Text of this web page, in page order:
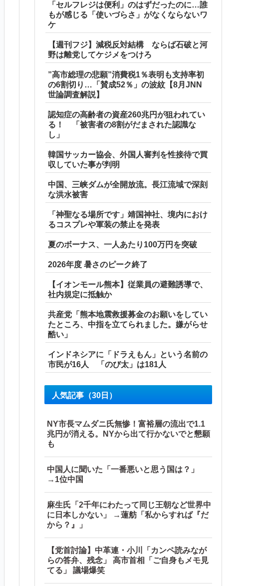
「セルフレジは便利」のはずだったのに…誰
もが感じる「使いづらさ」がなくならないワ
ケ
【週刊フジ】減税反対結構 ならば石破と河
野は離党してケジメをつけろ
”高市総理の悲願”消費税1％表明も支持率初
の6割切り…「賛成52％」の波紋【8月JNN
世論調査解説】
認知症の高齢者の資産260兆円が狙われてい
る！ 「被害者の8割がだまされた認識な
し」
韓国サッカー協会、外国人審判を性接待で買
収していた事が判明
中国、三峡ダムが全開放流。長江流域で深刻
な洪水被害
「神聖なる場所です」靖国神社、境内におけ
るコスプレや軍装の禁止を発表
夏のボーナス、一人あたり100万円を突破
2026年度 暑さのピーク終了
【イオンモール熊本】従業員の避難誘導で、
社内規定に抵触か
共産党「熊本地震救援募金のお願いをしてい
たところ、中指を立てられました。嫌がらせ
酷い」
インドネシアに「ドラえもん」という名前の
市民が16人 「のび太」は181人
人気記事（30日）
NY市長マムダニ氏無惨！富裕層の流出で1.1
兆円が消える。NYから出て行かないでと懇願
も
中国人に聞いた「一番悪いと思う国は？」
→1位中国
麻生氏「2千年にわたって同じ王朝など世界中
に日本しかない」 →蓮舫「私からすれば『だ
から？』」
【党首討論】中革連・小川「カンペ読みなが
らの答弁、残念」 高市首相「ご自身もメモ見
てる」 議場爆笑